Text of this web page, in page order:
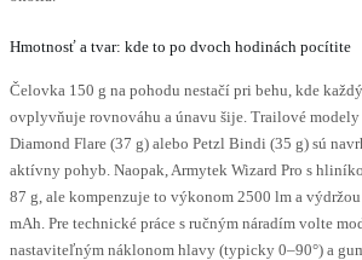
Hmotnosť a tvar: kde to po dvoch hodinách pocítite
Čelovka 150 g na pohodu nestačí pri behu, kde
ovplyvňuje rovnováhu a únavu šije. Trailové
Diamond Flare (37 g) alebo Petzl Bindi (35 g) sú
aktívny pohyb. Naopak, Armytek Wizard Pro s
87 g, ale kompenzuje to výkonom 2500 lm a
mAh. Pre technické práce s ručným náradím volte
nastaviteľným náklonom hlavy (typicky 0–90°) a